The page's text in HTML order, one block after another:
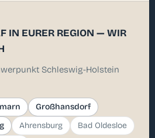
IN EURER REGION — WIR
Schleswig-Holstein
Großhansdorf
Ahrensburg
Bad Oldesloe